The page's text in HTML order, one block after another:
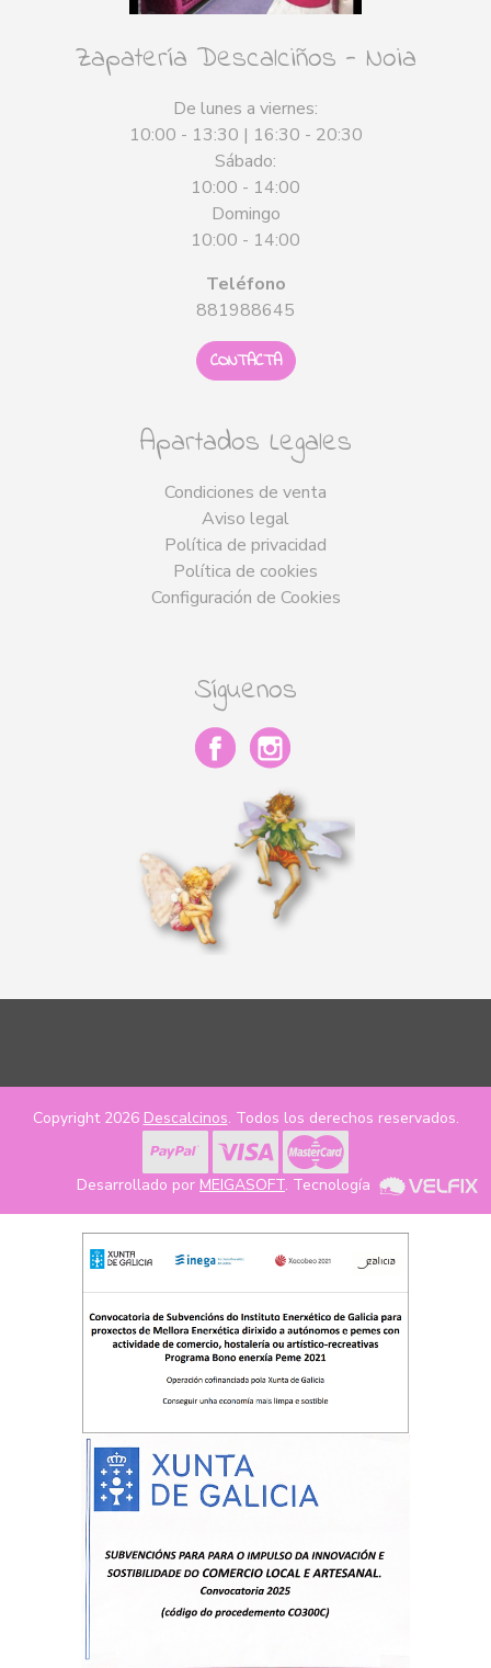
Zapatería Descalciños - Noia
De lunes a viernes:
10:00 - 13:30 | 16:30 - 20:30
Sábado:
10:00 - 14:00
Domingo
10:00 - 14:00
Teléfono
881988645
CONTACTA
Apartados Legales
Condiciones de venta
Aviso legal
Política de privacidad
Política de cookies
Configuración de Cookies
Síguenos
Copyright 2026 Descalcinos. Todos los derechos reservados.
Desarrollado por MEIGASOFT. Tecnología